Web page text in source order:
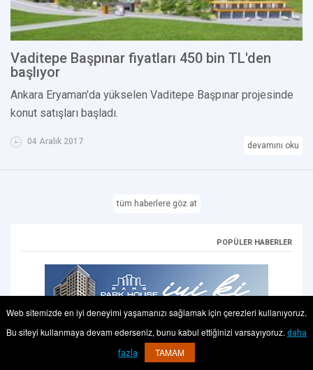
Vaditepe Başpınar fiyatları 450 bin TL'den
başlıyor
Ankara Eryaman'da yükselen Vaditepe Başpınar projesinde
konut satışları başladı.
04 Aralık 2017 devamını oku
tüm haberlere göz at
POPÜLER HABERLER
Web sitemizde en iyi deneyimi yaşamanızı sağlamak için çerezleri kullanıyoruz.
Bu siteyi kullanmaya devam ederseniz, bunu kabul ettiğinizi varsayıyoruz. daha
fazla TAMAM